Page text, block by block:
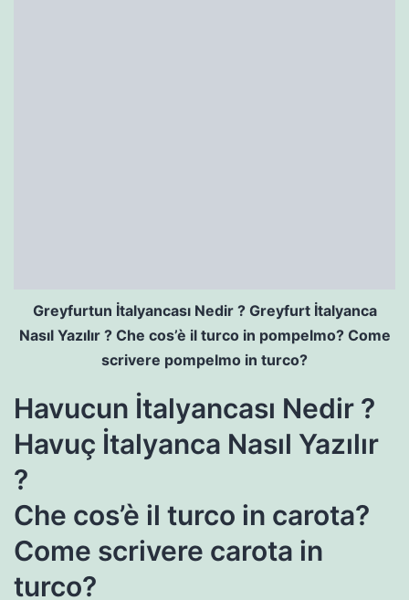
Greyfurtun İtalyancası Nedir ? Greyfurt İtalyanca
Nasıl Yazılır ? Che cos’è il turco in pompelmo? Come
scrivere pompelmo in turco?
Havucun İtalyancası Nedir ?
Havuç İtalyanca Nasıl Yazılır
?
Che cos’è il turco in carota?
Come scrivere carota in
turco?